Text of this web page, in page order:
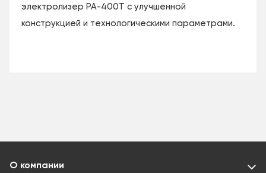
электролизер РА-400Т с улучшенной
конструкцией и технологическими параметрами.
О компании